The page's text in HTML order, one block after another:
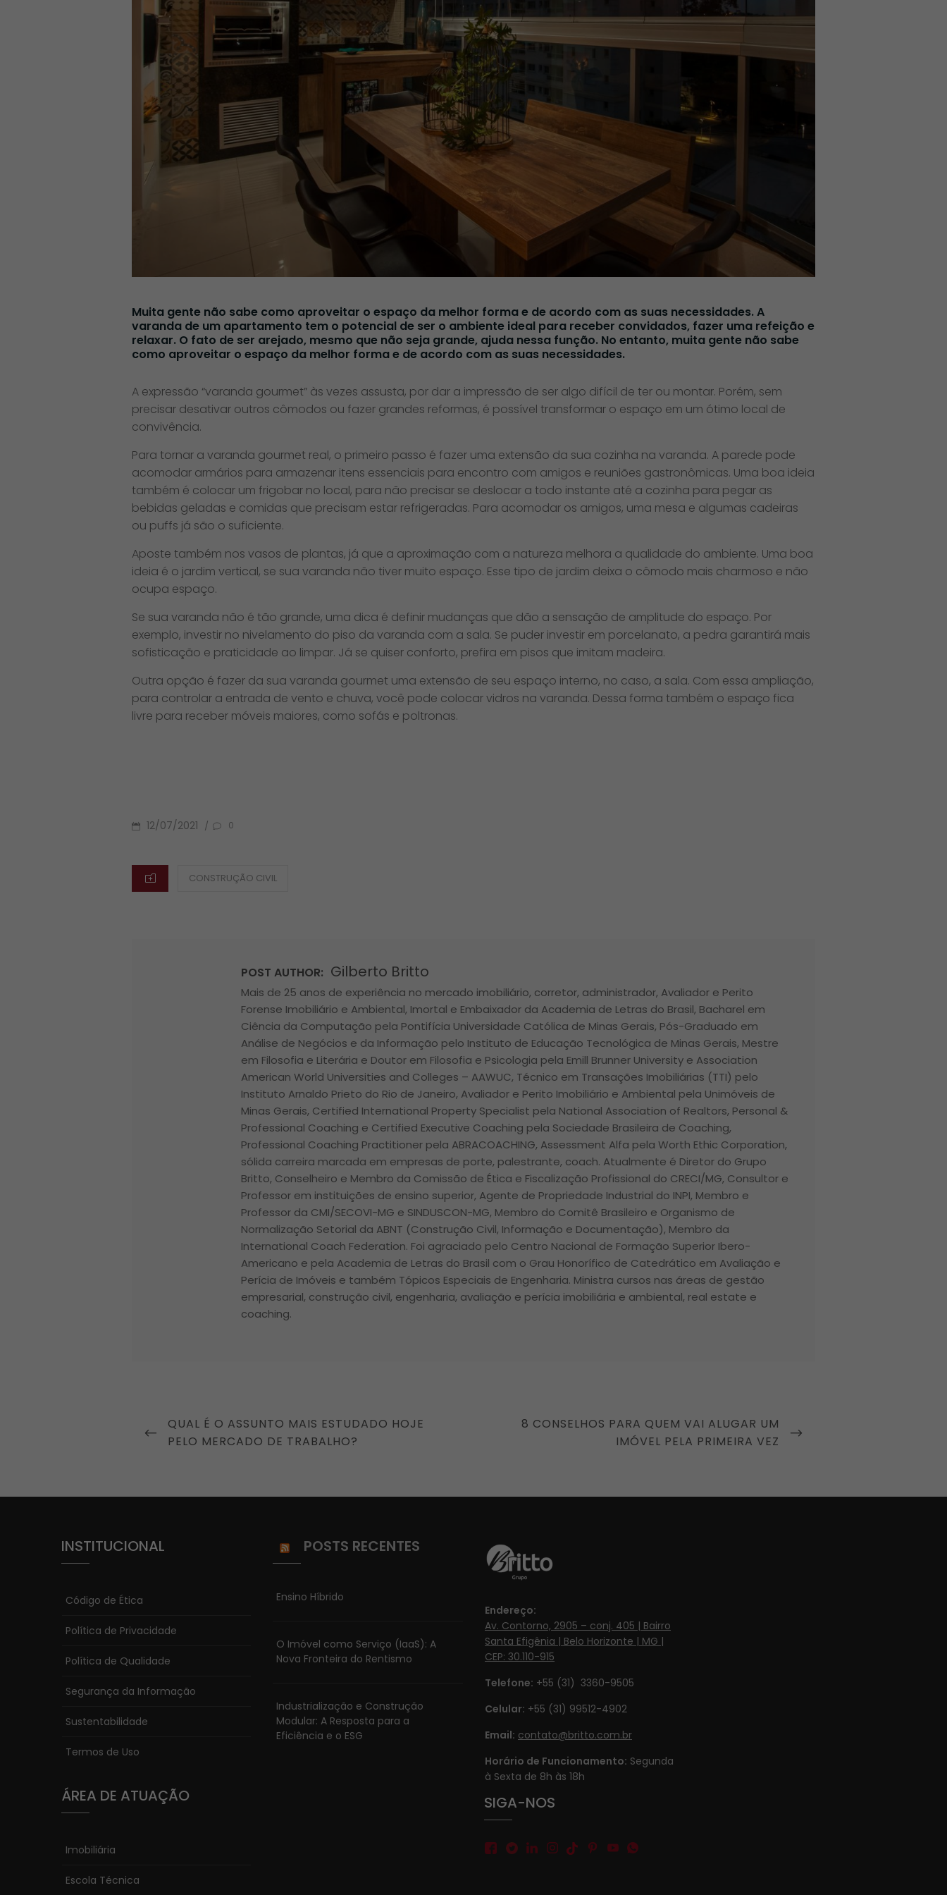
Muita gente não sabe como aproveitar o espaço da melhor forma e de acordo com as suas necessidades. A
varanda de um apartamento tem o potencial de ser o ambiente ideal para receber convidados, fazer uma refeição e
relaxar. O fato de ser arejado, mesmo que não seja grande, ajuda nessa função. No entanto, muita gente não sabe
como aproveitar o espaço da melhor forma e de acordo com as suas necessidades.
A expressão “varanda gourmet” às vezes assusta, por dar a impressão de ser algo difícil de ter ou montar. Porém, sem
precisar desativar outros cômodos ou fazer grandes reformas, é possível transformar o espaço em um ótimo local de
convivência.
Para tornar a varanda gourmet real, o primeiro passo é fazer uma extensão da sua cozinha na varanda. A parede pode
acomodar armários para armazenar itens essenciais para encontro com amigos e reuniões gastronômicas. Uma boa ideia
também é colocar um frigobar no local, para não precisar se deslocar a todo instante até a cozinha para pegar as
bebidas geladas e comidas que precisam estar refrigeradas. Para acomodar os amigos, uma mesa e algumas cadeiras
ou puffs já são o suficiente.
Aposte também nos vasos de plantas, já que a aproximação com a natureza melhora a qualidade do ambiente. Uma boa
ideia é o jardim vertical, se sua varanda não tiver muito espaço. Esse tipo de jardim deixa o cômodo mais charmoso e não
ocupa espaço.
Se sua varanda não é tão grande, uma dica é definir mudanças que dão a sensação de amplitude do espaço. Por
exemplo, investir no nivelamento do piso da varanda com a sala. Se puder investir em porcelanato, a pedra garantirá mais
sofisticação e praticidade ao limpar. Já se quiser conforto, prefira em pisos que imitam madeira.
Outra opção é fazer da sua varanda gourmet uma extensão de seu espaço interno, no caso, a sala. Com essa ampliação,
para controlar a entrada de vento e chuva, você pode colocar vidros na varanda. Dessa forma também o espaço fica
livre para receber móveis maiores, como sofás e poltronas.
POSTED
12/07/2021 / 0
CATEGORIES
CONSTRUÇÃO CIVIL
POST AUTHOR: Gilberto Britto
Mais de 25 anos de experiência no mercado imobiliário, corretor, administrador, Avaliador e Perito
Forense Imobiliário e Ambiental, Imortal e Embaixador da Academia de Letras do Brasil, Bacharel em
Ciência da Computação pela Pontifícia Universidade Católica de Minas Gerais, Pós-Graduado em
Análise de Negócios e da Informação pelo Instituto de Educação Tecnológica de Minas Gerais, Mestre
em Filosofia e Literária e Doutor em Filosofia e Psicologia pela Emill Brunner University e Association
American World Universities and Colleges – AAWUC, Técnico em Transações Imobiliárias (TTI) pelo
Instituto Arnaldo Prieto do Rio de Janeiro, Avaliador e Perito Imobiliário e Ambiental pela Unimóveis de
Minas Gerais, Certified International Property Specialist pela National Association of Realtors, Personal &
Professional Coaching e Certified Executive Coaching pela Sociedade Brasileira de Coaching,
Professional Coaching Practitioner pela ABRACOACHING, Assessment Alfa pela Worth Ethic Corporation,
sólida carreira marcada em empresas de porte, palestrante, coach. Atualmente é Diretor do Grupo
Britto, Conselheiro e Membro da Comissão de Ética e Fiscalização Profissional do CRECI/MG, Consultor e
Professor em instituições de ensino superior, Agente de Propriedade Industrial do INPI, Membro e
Professor da CMI/SECOVI-MG e SINDUSCON-MG, Membro do Comitê Brasileiro e Organismo de
Normalização Setorial da ABNT (Construção Civil, Informação e Documentação), Membro da
International Coach Federation. Foi agraciado pelo Centro Nacional de Formação Superior Ibero-
Americano e pela Academia de Letras do Brasil com o Grau Honorífico de Catedrático em Avaliação e
Perícia de Imóveis e também Tópicos Especiais de Engenharia. Ministra cursos nas áreas de gestão
empresarial, construção civil, engenharia, avaliação e perícia imobiliária e ambiental, real estate e
coaching.
Navegação
de
PREVIOUS
POST
QUAL É O ASSUNTO MAIS ESTUDADO HOJE
PELO MERCADO DE TRABALHO?
NEXT
8 CONSELHOS PARA QUEM VAI ALUGAR UM
IMÓVEL PELA PRIMEIRA VEZ
INSTITUCIONAL
Código de Ética
Política de Privacidade
Política de Qualidade
Segurança da Informação
Sustentabilidade
Termos de Uso
ÁREA DE ATUAÇÃO
Imobiliária
Escola Técnica
POSTS RECENTES
Ensino Híbrido
O Imóvel como Serviço (IaaS): A
Nova Fronteira do Rentismo
Industrialização e Construção
Modular: A Resposta para a
Eficiência e o ESG
Endereço:
Av. Contorno, 2905 – conj. 405 | Bairro
Santa Efigênia | Belo Horizonte | MG |
CEP: 30.110-915
Telefone: +55 (31) 3360-9505
Celular: +55 (31) 99512-4902‬
Email: contato@britto.com.br
Horário de Funcionamento: Segunda
à Sexta de 8h às 18h
SIGA-NOS